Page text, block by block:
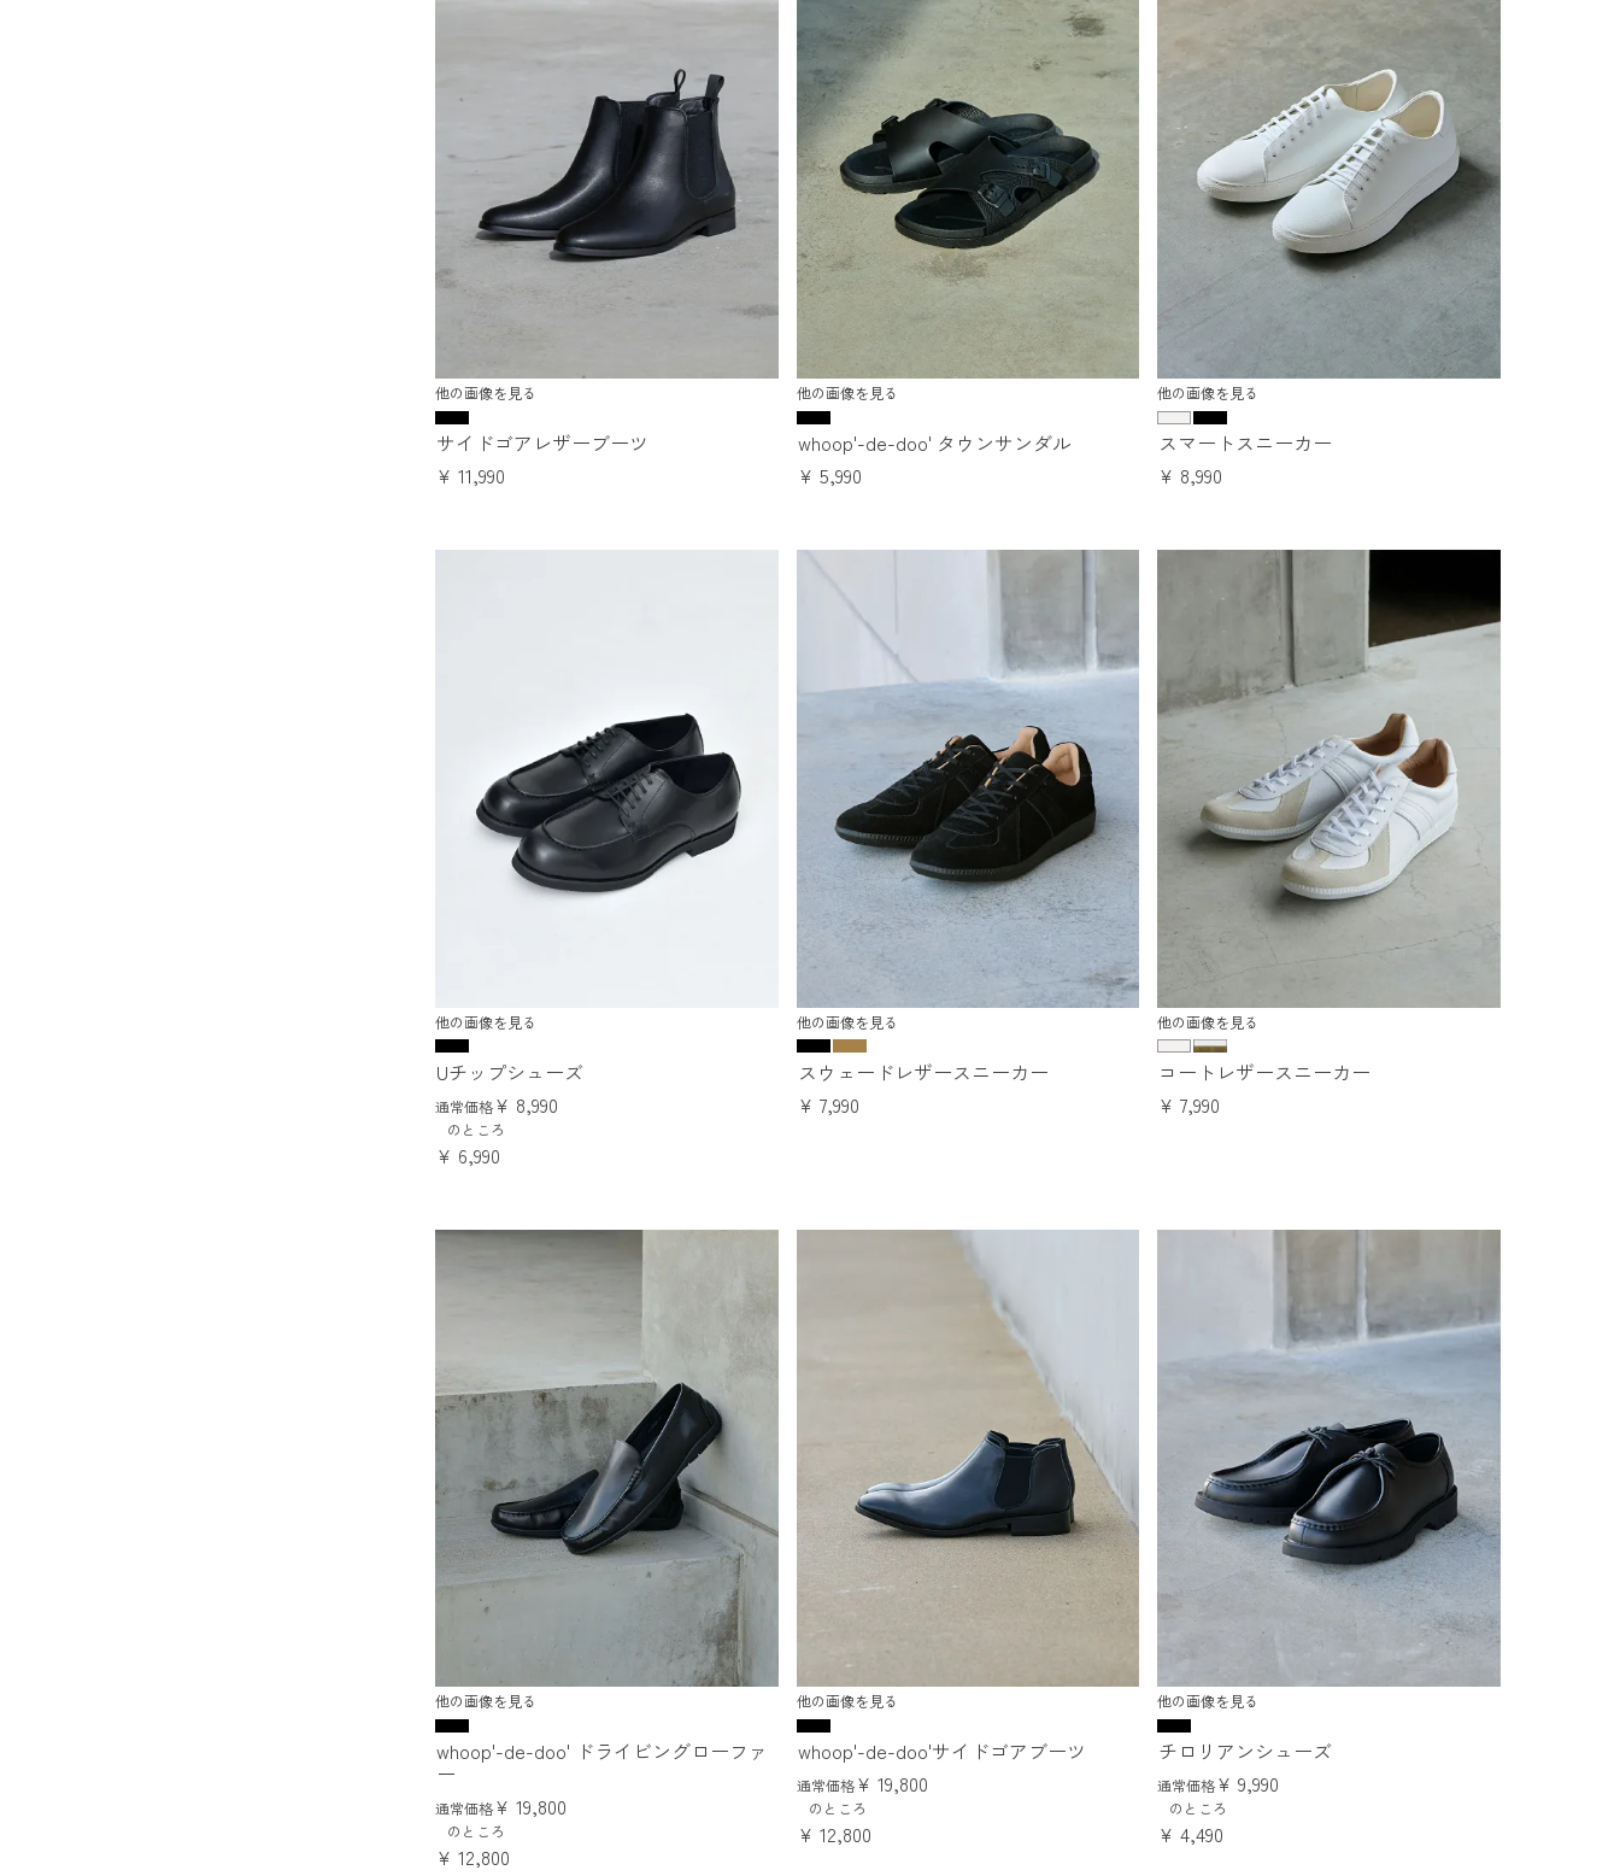
他の画像を見る
サイドゴアレザーブーツ
¥ 11,990
他の画像を見る
whoop'-de-doo' タウンサンダル
¥ 5,990
他の画像を見る
スマートスニーカー
¥ 8,990
他の画像を見る
Uチップシューズ
通常価格¥ 8,990
のところ
¥ 6,990
他の画像を見る
スウェードレザースニーカー
¥ 7,990
他の画像を見る
コートレザースニーカー
¥ 7,990
他の画像を見る
whoop'-de-doo' ドライビングローファ
ー
通常価格¥ 19,800
のところ
¥ 12,800
他の画像を見る
whoop'-de-doo'サイドゴアブーツ
通常価格¥ 19,800
のところ
¥ 12,800
他の画像を見る
チロリアンシューズ
通常価格¥ 9,990
のところ
¥ 4,490